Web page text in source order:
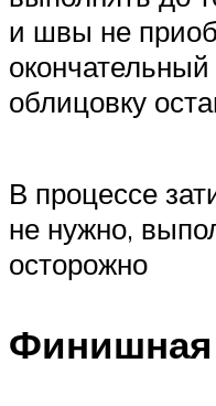
и швы не
облицовку
В процессе
не нужно,
осторожно
Финишная